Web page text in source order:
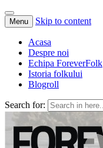
Menu Skip to content
Acasa
Despre noi
Echipa ForeverFolk
Istoria folkului
Blogroll
Search for:
ForeverFolk
Muzica sufletului tau